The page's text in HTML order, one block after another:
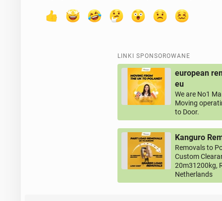
LINKI SPONSOROWANE
european
eu
We are No1
Moving
to Door.
Kanguro
Removals to
Custom
20m31200kg,
Netherlands